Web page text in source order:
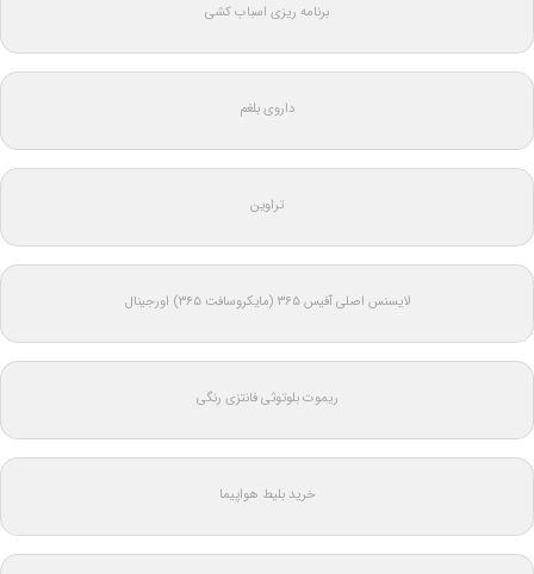
برنامه ریزی اسباب کشی
داروی بلغم
تراوین
لایسنس اصلی آفیس ۳۶۵ (مایکروسافت ۳۶۵) اورجینال
ریموت بلوتوثی فانتزی رنگی
خرید بلیط هواپیما